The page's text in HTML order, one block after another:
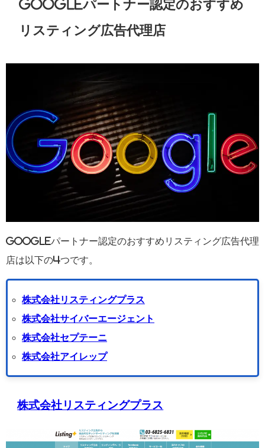
Googleパートナー認定のおすすめ
リスティング広告代理店
Googleパートナー認定のおすすめリスティング広告代理
店は以下の4つです。
株式会社リスティングプラス
株式会社サイバーエージェント
株式会社セプテーニ
株式会社アイレップ
株式会社リスティングプラス